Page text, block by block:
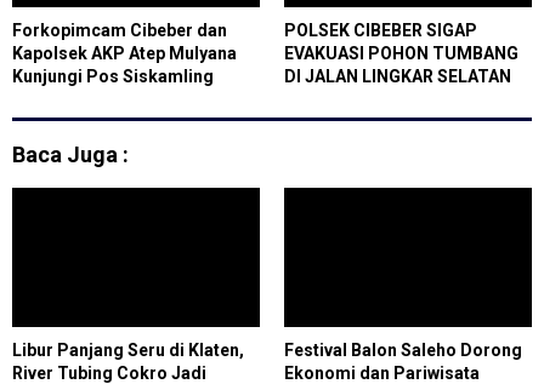
Forkopimcam Cibeber dan
Kapolsek AKP Atep Mulyana
Kunjungi Pos Siskamling
POLSEK CIBEBER SIGAP
EVAKUASI POHON TUMBANG
DI JALAN LINGKAR SELATAN
Baca Juga :
Libur Panjang Seru di Klaten,
River Tubing Cokro Jadi
Festival Balon Saleho Dorong
Ekonomi dan Pariwisata